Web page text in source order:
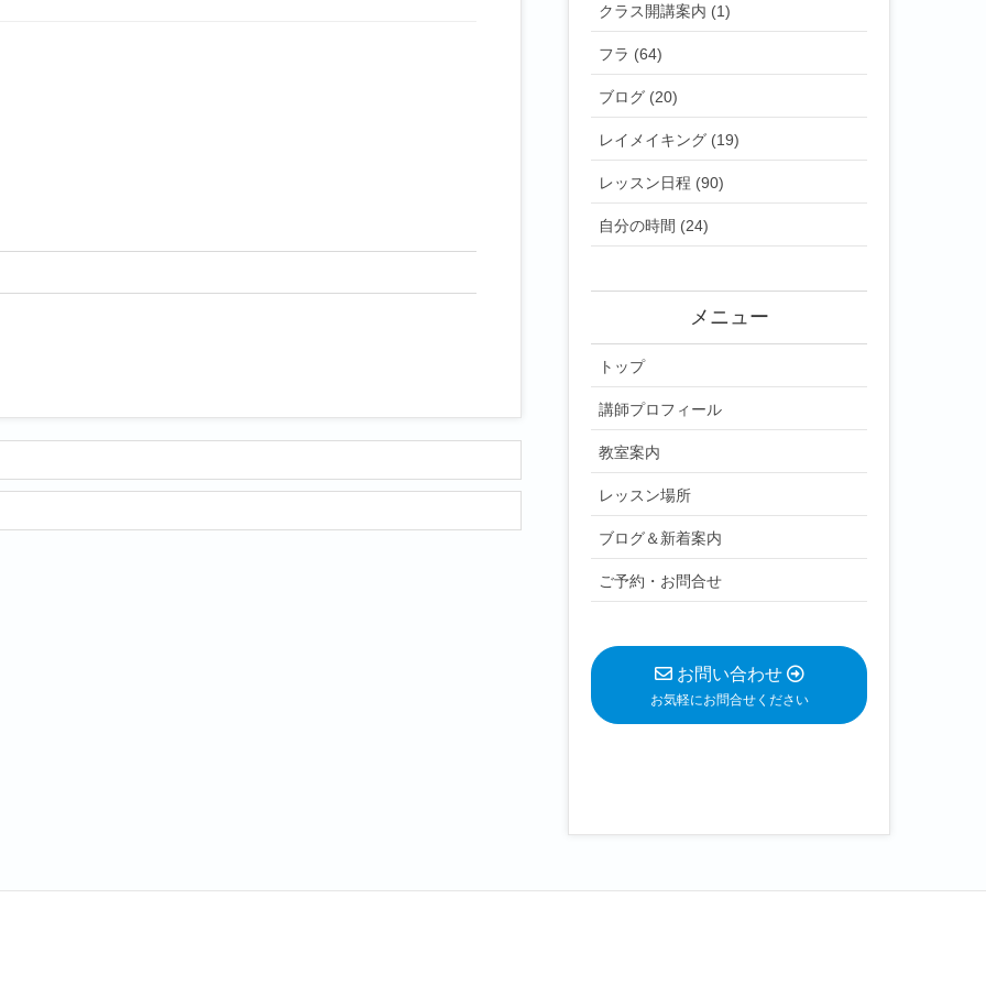
クラス開講案内 (1)
フラ (64)
ブログ (20)
レイメイキング (19)
レッスン日程 (90)
自分の時間 (24)
メニュー
トップ
講師プロフィール
教室案内
レッスン場所
ブログ＆新着案内
ご予約・お問合せ
お問い合わせ
お気軽にお問合せください